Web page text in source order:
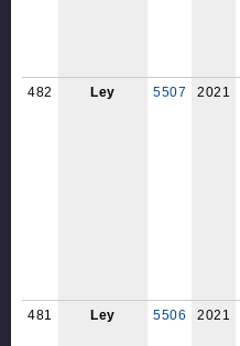
482 Ley 5507 2021
481 Ley 5506 2021